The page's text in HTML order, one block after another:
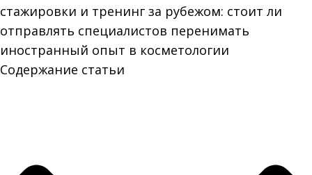
стажировки и тренинг за рубежом: стоит ли
отправлять специалистов перенимать
иностранный опыт в косметологии
Содержание статьи